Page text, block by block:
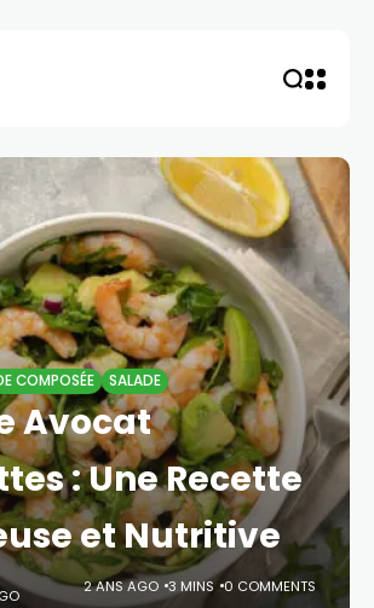
COMPOSÉE​ SALADE
Avocat
: Une Recette
et Nutritive
2 ANS AGO 3 MINS 0 COMMENTS